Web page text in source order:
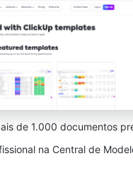
de 1.000 documentos
na Central de